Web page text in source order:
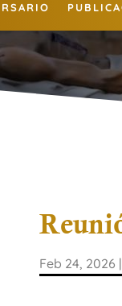
Feb 24, 2026 |